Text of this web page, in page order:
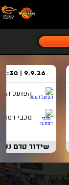
9.9.26 | 18:30
הפועל
מכבי רמת
שידור טרם